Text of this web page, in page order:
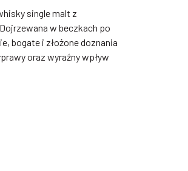
single malt z
w beczkach po
bogate i złożone doznania
oraz wyraźny wpływ